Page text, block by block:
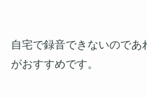
自宅で録音できないので
がおすすめです。